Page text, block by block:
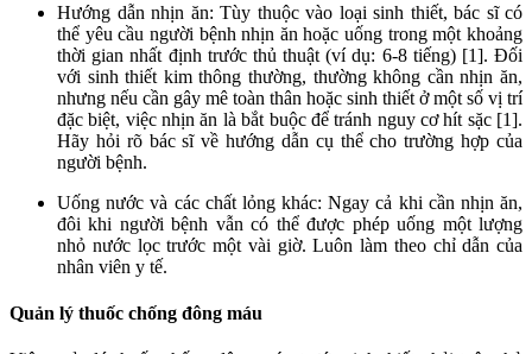
Hướng dẫn nhịn ăn: Tùy thuộc vào loại sinh thiết, bác sĩ có
thể yêu cầu người bệnh nhịn ăn hoặc uống trong một khoảng
thời gian nhất định trước thủ thuật (ví dụ: 6-8 tiếng) [1]. Đối
với sinh thiết kim thông thường, thường không cần nhịn ăn,
nhưng nếu cần gây mê toàn thân hoặc sinh thiết ở một số vị trí
đặc biệt, việc nhịn ăn là bắt buộc để tránh nguy cơ hít sặc [1].
Hãy hỏi rõ bác sĩ về hướng dẫn cụ thể cho trường hợp của
người bệnh.
Uống nước và các chất lỏng khác: Ngay cả khi cần nhịn ăn,
đôi khi người bệnh vẫn có thể được phép uống một lượng
nhỏ nước lọc trước một vài giờ. Luôn làm theo chỉ dẫn của
nhân viên y tế.
Quản lý thuốc chống đông máu